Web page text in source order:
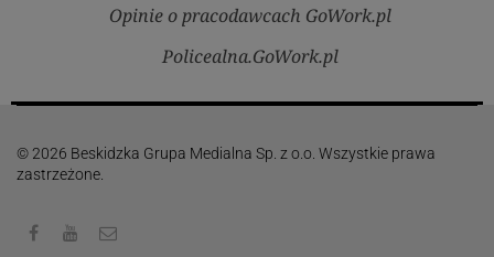
Opinie o pracodawcach GoWork.pl
Policealna.GoWork.pl
© 2026 Beskidzka Grupa Medialna Sp. z o.o. Wszystkie prawa
zastrzeżone.